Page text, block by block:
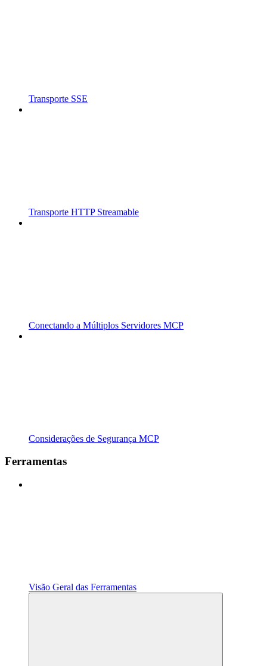
Transporte SSE
Transporte HTTP Streamable
Conectando a Múltiplos Servidores MCP
Considerações de Segurança MCP
Ferramentas
Visão Geral das Ferramentas